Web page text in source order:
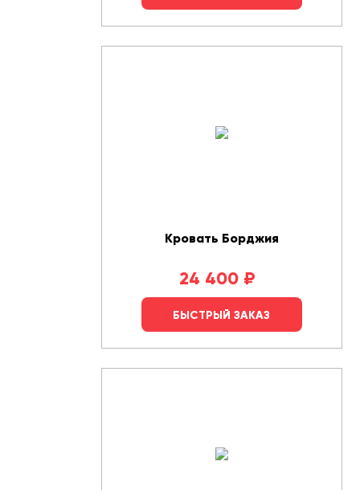
Кровать Борджия
24 400 ₽
БЫСТРЫЙ ЗАКАЗ